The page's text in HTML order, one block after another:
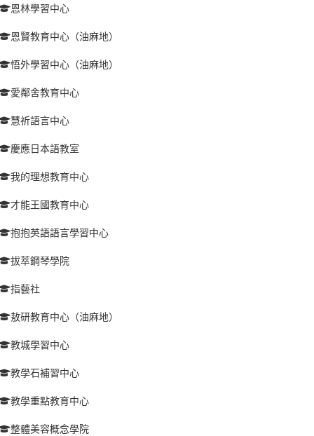
恩林學習中心
恩賢教育中心（油麻地）
悟外學習中心（油麻地）
愛鄰舍教育中心
慧祈語言中心
慶應日本語教室
我的理想教育中心
才能王國教育中心
抱抱英語語言學習中心
拔萃鋼琴學院
指藝社
敖研教育中心（油麻地）
教城學習中心
教學石補習中心
教學重點教育中心
整體美容概念學院